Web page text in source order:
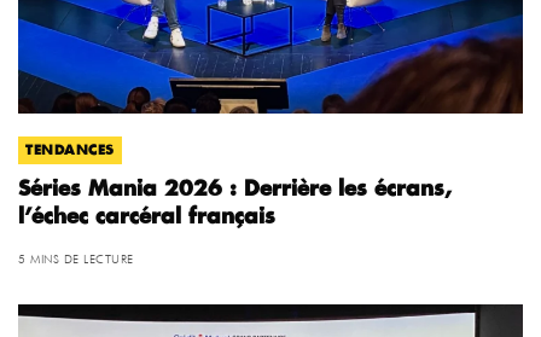
TENDANCES
Séries Mania 2026 : Derrière les écrans,
l’échec carcéral français
5 MINS DE LECTURE